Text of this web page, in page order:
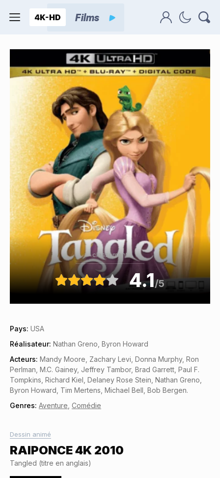
classement
4.1/5
Pays: USA
Réalisateur: Nathan Greno, Byron Howard
Acteurs: Mandy Moore, Zachary Levi, Donna Murphy, Ron
Perlman, M.C. Gainey, Jeffrey Tambor, Brad Garrett, Paul F.
Tompkins, Richard Kiel, Delaney Rose Stein, Nathan Greno,
Byron Howard, Tim Mertens, Michael Bell, Bob Bergen.
Genres: Aventure Comédie
Dessin animé
RAIPONCE 4K 2010
Tangled (titre en anglais)